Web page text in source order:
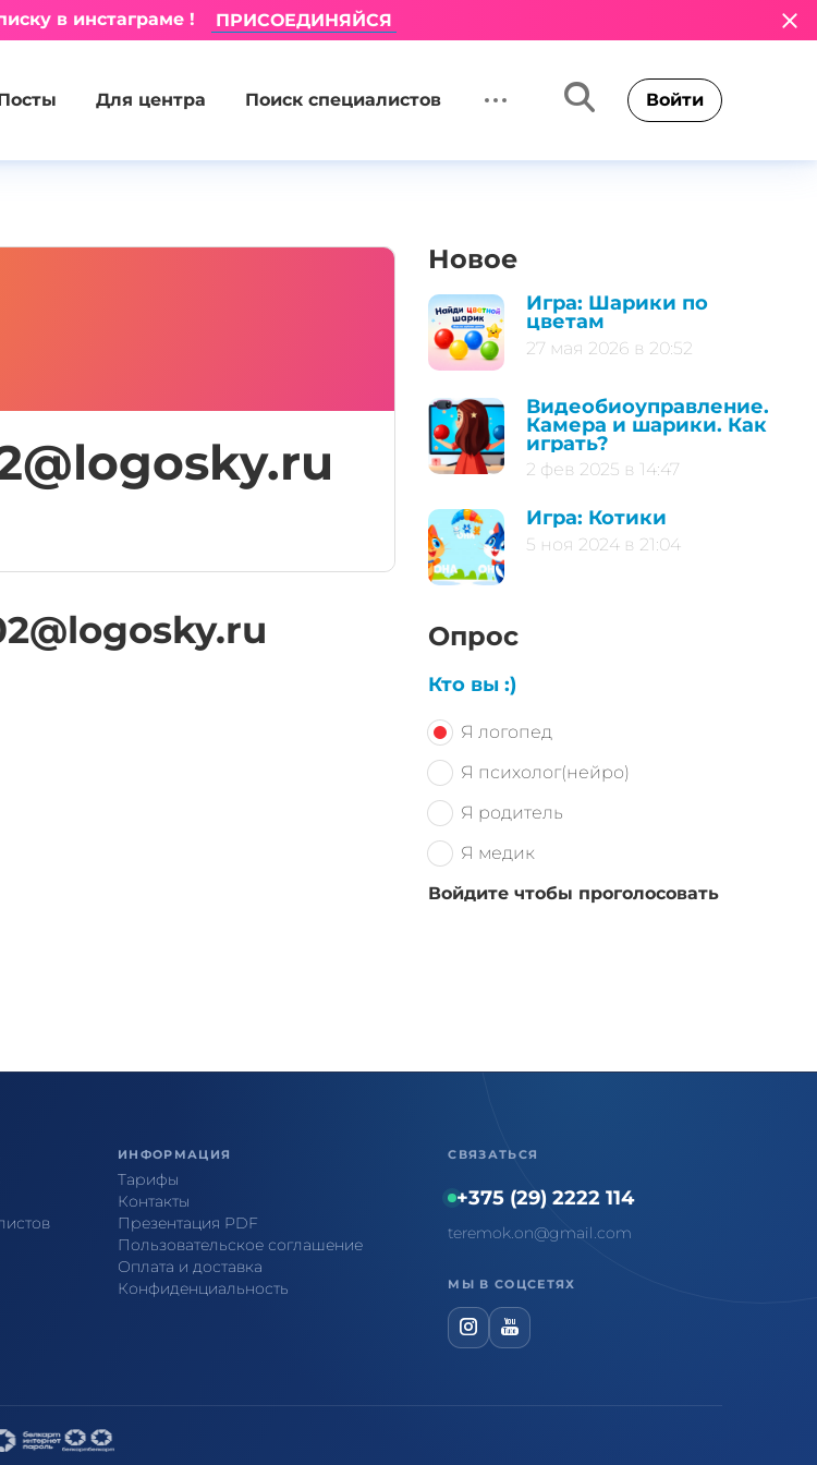
в инстаграме ! ПРИСОЕДИНЯЙСЯ
Для центра Поиск специалистов Войти
Новое
Игра: Шарики по
цветам
27 мая 2026 в 20:52
Видеобиоуправление.
Камера и шарики. Как
играть?
2 фев 2025 в 14:47
Игра: Котики
5 ноя 2024 в 21:04
Опрос
Кто вы :)
Я логопед
Я психолог(нейро)
Я родитель
Я медик
Войдите чтобы проголосовать
ИНФОРМАЦИЯ
Тарифы
Контакты
Презентация PDF
Пользовательское соглашение
Оплата и доставка
Конфиденциальность
СВЯЗАТЬСЯ
+375 (29) 2222 114
teremok.on@gmail.com
МЫ В СОЦСЕТЯХ